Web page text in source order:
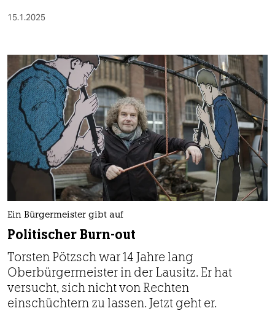
15.1.2025
Ein Bürgermeister gibt auf
Politischer Burn-out
Torsten Pötzsch war 14 Jahre lang
Oberbürgermeister in der Lausitz. Er hat
versucht, sich nicht von Rechten
einschüchtern zu lassen. Jetzt geht er.